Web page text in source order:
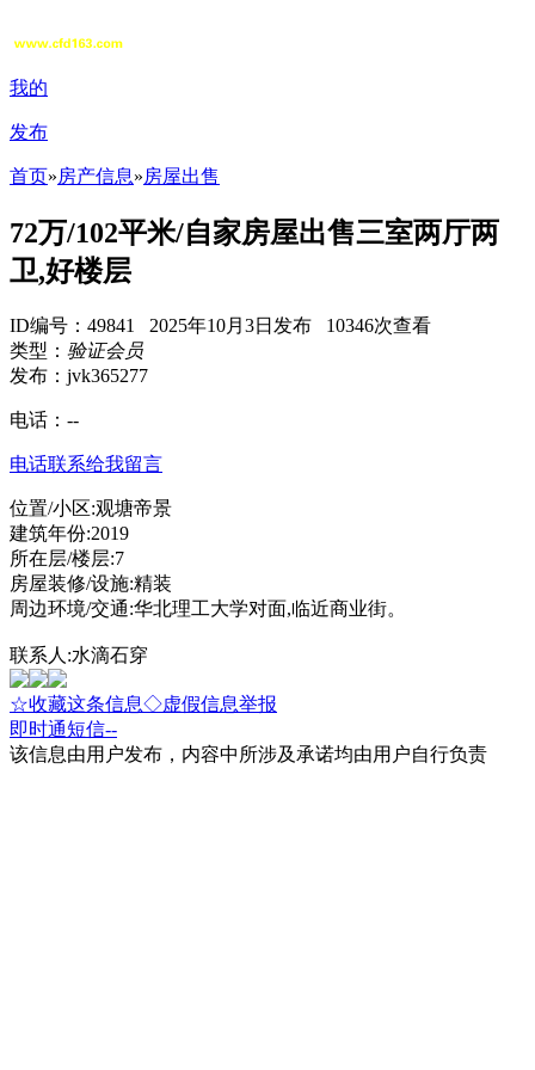
我的
发布
首页»房产信息»房屋出售
72万/102平米/自家房屋出售三室两厅两
卫,好楼层
ID编号：49841 2025年10月3日发布 10346次查看
类型： 验证会员
发布：jvk365277
电话： --
电话联系给我留言
位置/小区:观塘帝景
建筑年份:2019
所在层/楼层:7
房屋装修/设施:精装
周边环境/交通:华北理工大学对面,临近商业街。
联系人:水滴石穿
☆收藏这条信息◇虚假信息举报
即时通短信--
该信息由用户发布，内容中所涉及承诺均由用户自行负责